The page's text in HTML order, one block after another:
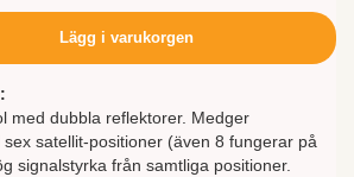
Lägg i varukorgen
med dubbla reflektorer. Medger
satellit-positioner (även 8 fungerar på
signalstyrka från samtliga positioner.